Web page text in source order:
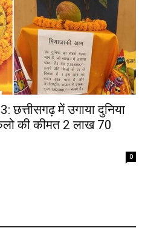
में उगाया दुनिया
की कीमत 2 लाख 70
0